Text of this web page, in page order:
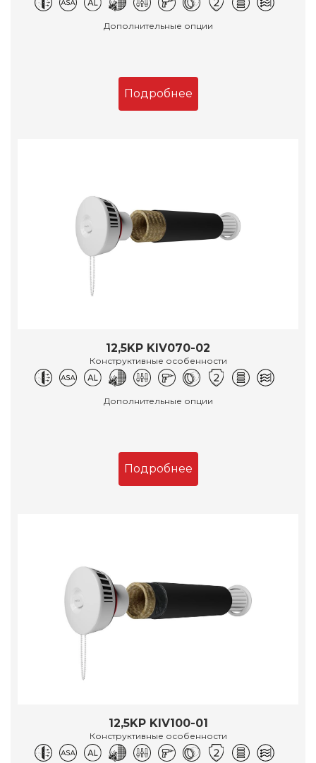
Дополнительные опции
Подробнее
12,5KP KIV070-02
Конструктивные особенности
Дополнительные опции
Подробнее
12,5KP KIV100-01
Конструктивные особенности